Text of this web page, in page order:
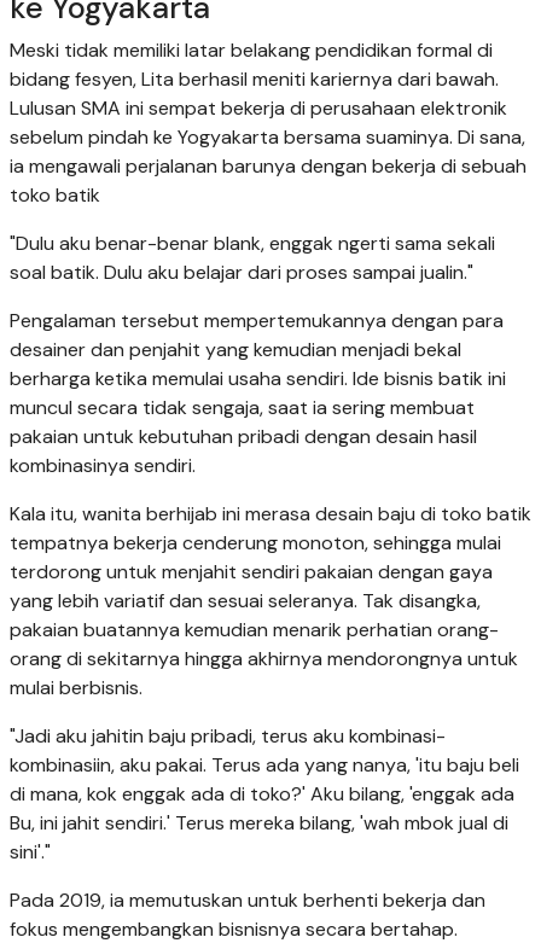
Meski tidak memiliki latar belakang pendidikan formal di
bidang fesyen, Lita berhasil meniti kariernya dari bawah.
Lulusan SMA ini sempat bekerja di perusahaan elektronik
sebelum pindah ke Yogyakarta bersama suaminya. Di sana,
ia mengawali perjalanan barunya dengan bekerja di sebuah
toko batik
"Dulu aku benar-benar blank, enggak ngerti sama sekali
soal batik. Dulu aku belajar dari proses sampai jualin."
Pengalaman tersebut mempertemukannya dengan para
desainer dan penjahit yang kemudian menjadi bekal
berharga ketika memulai usaha sendiri. Ide bisnis batik ini
muncul secara tidak sengaja, saat ia sering membuat
pakaian untuk kebutuhan pribadi dengan desain hasil
kombinasinya sendiri.
Kala itu, wanita berhijab ini merasa desain baju di toko batik
tempatnya bekerja cenderung monoton, sehingga mulai
terdorong untuk menjahit sendiri pakaian dengan gaya
yang lebih variatif dan sesuai seleranya. Tak disangka,
pakaian buatannya kemudian menarik perhatian orang-
orang di sekitarnya hingga akhirnya mendorongnya untuk
mulai berbisnis.
"Jadi aku jahitin baju pribadi, terus aku kombinasi-
kombinasiin, aku pakai. Terus ada yang nanya, 'itu baju beli
di mana, kok enggak ada di toko?' Aku bilang, 'enggak ada
Bu, ini jahit sendiri.' Terus mereka bilang, 'wah mbok jual di
sini'."
Pada 2019, ia memutuskan untuk berhenti bekerja dan
fokus mengembangkan bisnisnya secara bertahap.